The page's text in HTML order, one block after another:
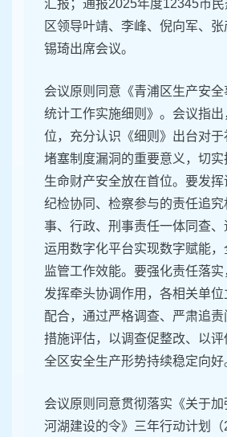
汇报；通报2025年度12345市民
区领导叶靖、李峰、倪向军、
锡琦出席会议。
会议原则同意《青浦区生产安
统计工作实施细则》。会议指
位，充分认识《细则》出台对于
堵塞制度漏洞的重要意义，切
生命财产安全放在首位。要发
纪检协同、检察参与的责任追
事、行政、刑事责任一体同查
运用数字化平台实现数字赋能，
监管工作效能。要强化责任落
发挥牵头协调作用，各相关单
配合，通过严格调查、严肃追
措施评估，以调查促整改、以
全区安全生产形势持续稳定向好
会议原则同意贯彻落实《关于
河湖建设的令》三年行动计划（